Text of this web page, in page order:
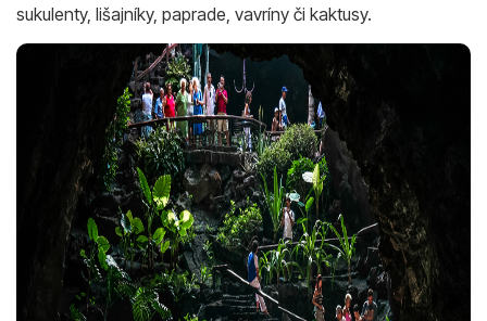
sukulenty, lišajníky, paprade, vavríny či kaktusy.